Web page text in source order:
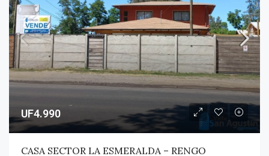
UF4.990
CASA SECTOR LA ESMERALDA – RENGO